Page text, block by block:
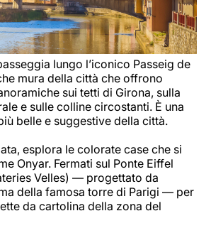
lungo l’iconico Passeig de
mura della città che offrono
sui tetti di Girona, sulla
e sulle colline circostanti. È una
belle e suggestive della città.
esplora le colorate case che si
Onyar. Fermati sul Ponte Eiffel
Velles) — progettato da
della famosa torre di Parigi — per
da cartolina della zona del